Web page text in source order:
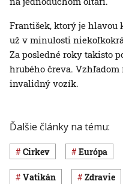
František, ktorý je hlavou
už v minulosti
Za posledné roky takisto
hrubého čreva.
invalidný vozík.
Ďalšie články na tému:
cirkev Európa
Vatikán Zdravie